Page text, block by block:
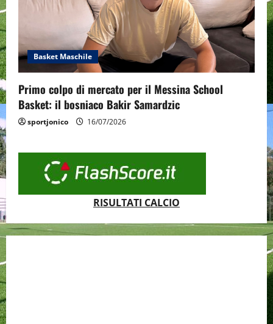
Basket Maschile
Primo colpo di mercato per il Messina School
Basket: il bosniaco Bakir Samardzic
sportjonico 16/07/2026
RISULTATI CALCIO